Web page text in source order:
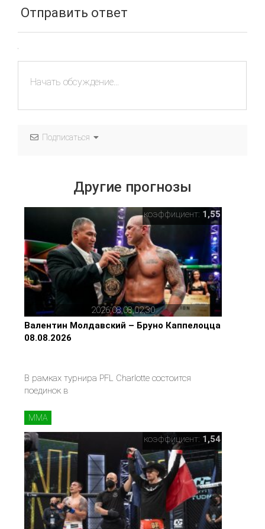
Отправить ответ
Подписаться
Другие прогнозы
2026,08,08,02,30
коэффициент: 1,55
Валентин Молдавский – Бруно Каппелоцца
08.08.2026
В рамках турнира PFL Charlotte состоится
поединок в
MMA
коэффициент: 1,54